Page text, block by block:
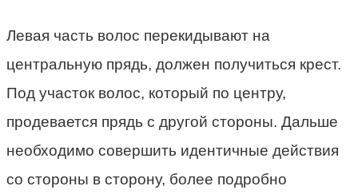
Левая часть волос перекидывают на
центральную прядь, должен получиться крест.
Под участок волос, который по центру,
продевается прядь с другой стороны. Дальше
необходимо совершить идентичные действия
со стороны в сторону, более подробно